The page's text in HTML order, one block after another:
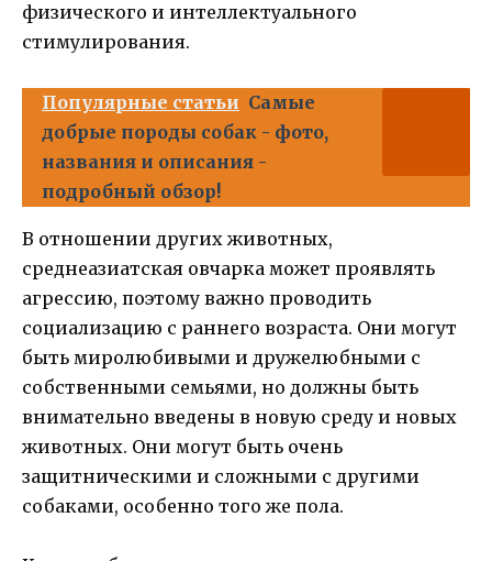
физического и интеллектуального
стимулирования.
Популярные статьи Самые
добрые породы собак - фото,
названия и описания -
подробный обзор!
В отношении других животных,
среднеазиатская овчарка может проявлять
агрессию, поэтому важно проводить
социализацию с раннего возраста. Они могут
быть миролюбивыми и дружелюбными с
собственными семьями, но должны быть
внимательно введены в новую среду и новых
животных. Они могут быть очень
защитническими и сложными с другими
собаками, особенно того же пола.